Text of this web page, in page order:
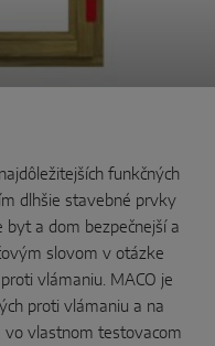
funkčných
dlhšie stavebné prvky
a dom bezpečnejší a
slovom v otázke
vlámaniu. MACO je
proti vlámaniu a na
vlastnom testovacom